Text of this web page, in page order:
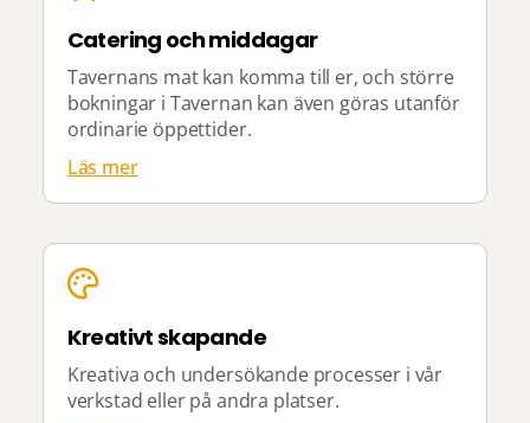
Catering och middagar
Tavernans mat kan komma till er, och större
bokningar i Tavernan kan även göras utanför
ordinarie öppettider.
Läs mer
Kreativt skapande
Kreativa och undersökande processer i vår
verkstad eller på andra platser.